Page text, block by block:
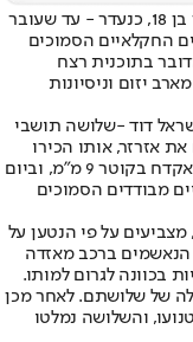
, צעיר בן 18, כנעדר - עד שעובר
החקלאיים הסמוכים
בתוכנית רצח
יזום וניסיונות
דוד -שלושה תושבי
את אזרזר, אותו הכירו
קודם לכן. במסגרת התכנון, הצטיידו השלושה באקדח בקוטר 9 מ"מ, וביום
מבודדים הסמוכים
על פי הנטען על
רוח. סמוך לשעה 22:22 הגיעו הנאשמים ברכב מאזדה
בכוונה לגרום למותו.
של שלושתם. לאחר מכן
והשלושה נמלטו